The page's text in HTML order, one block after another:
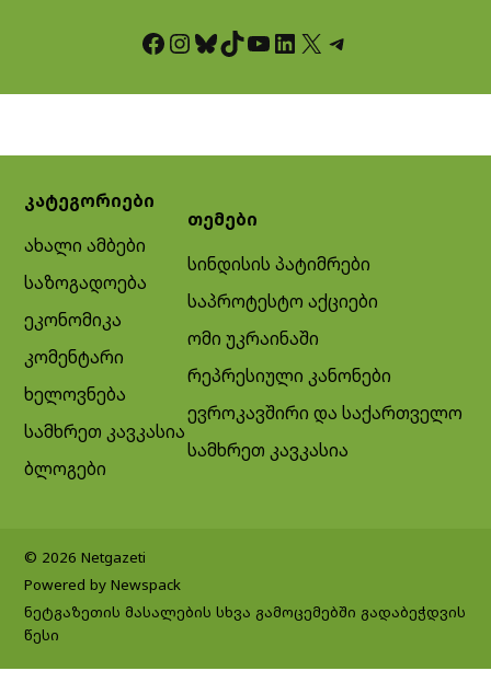
Facebook InstagramBluesky TikTok YouTube LinkedIn X Telegram
კატეგორიები
ახალი ამბები
საზოგადოება
ეკონომიკა
კომენტარი
ხელოვნება
სამხრეთ კავკასია
ბლოგები
თემები
სინდისის პატიმრები
საპროტესტო აქციები
ომი უკრაინაში
რეპრესიული კანონები
ევროკავშირი და საქართველო
სამხრეთ კავკასია
© 2026 Netgazeti
Powered by Newspack
ნეტგაზეთის მასალების სხვა გამოცემებში გადაბეჭდვის
წესი